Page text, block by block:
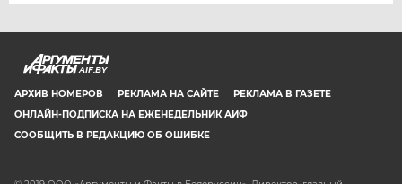
AIF.BY
АРХИВ НОМЕРОВ РЕКЛАМА НА САЙТЕ
РЕКЛАМА В ГАЗЕТЕ
ОНЛАЙН-ПОДПИСКА НА ЕЖЕНЕДЕЛЬНИК АИФ
СООБЩИТЬ В РЕДАКЦИЮ ОБ ОШИБКЕ